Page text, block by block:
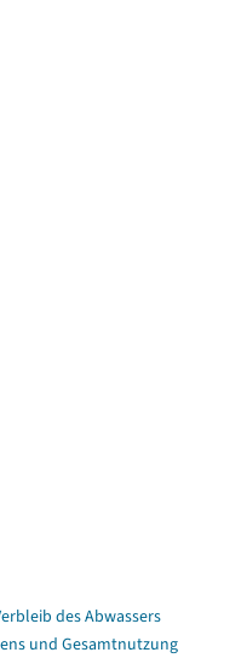
des Abwassers
und Gesamtnutzung